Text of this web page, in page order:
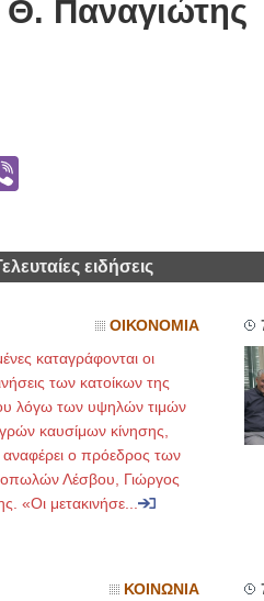
Παναγιώτης
ειδήσεις
ΟΙΚΟΝΟΜΙΑ
καταγράφονται οι
των κατοίκων της
λόγω των υψηλών τιμών
καυσίμων κίνησης,
ο πρόεδρος των
Λέσβου, Γιώργος
«Οι μετακινήσε...
ΚΟΙΝΩΝΙΑ